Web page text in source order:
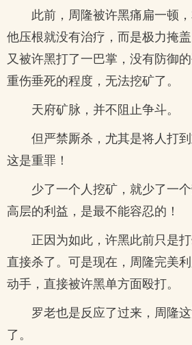
此前，周隆被许黑痛扁一顿
他压根就没有治疗，而是极力掩
又被许黑打了一巴掌，没有防御
重伤垂死的程度，无法挖矿了。
天府矿脉，并不阻止争斗。
但严禁厮杀，尤其是将人打
这是重罪！
少了一个人挖矿，就少了一
高层的利益，是最不能容忍的！
正因为如此，许黑此前只是
直接杀了。可是现在，周隆完美
动手，直接被许黑单方面殴打。
罗老也是反应了过来，周隆
了。